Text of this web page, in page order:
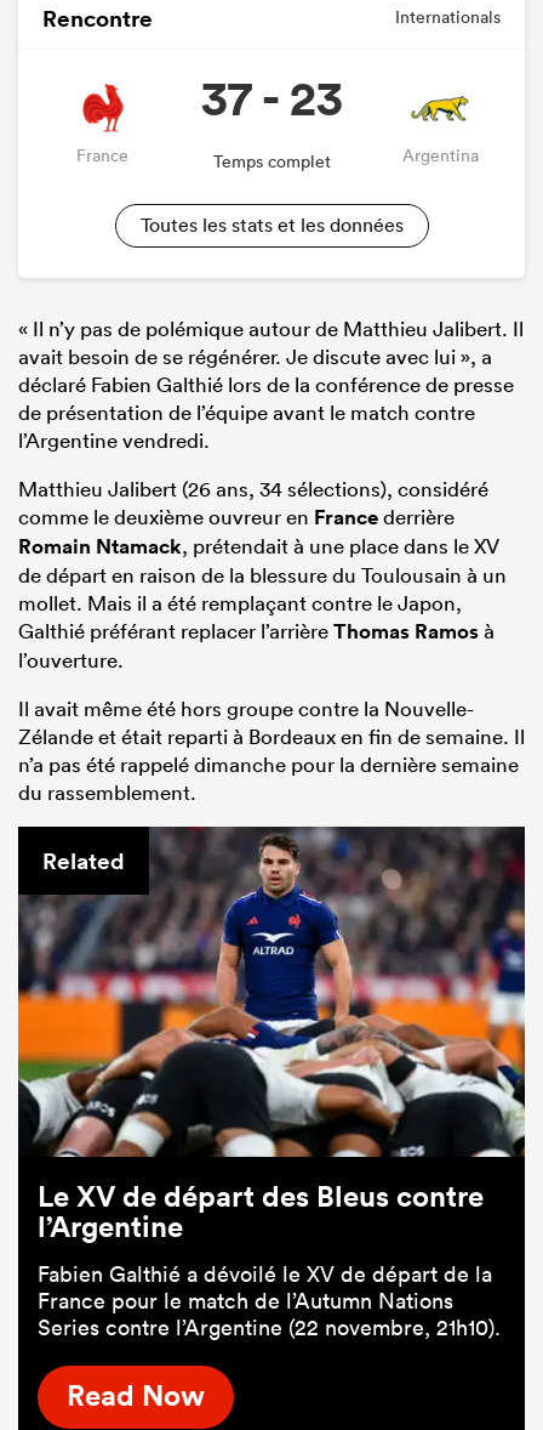
Rencontre Internationals
France
37 - 23
Temps complet Argentina
Toutes les stats et les données
« Il n’y pas de polémique autour de Matthieu Jalibert. Il
avait besoin de se régénérer. Je discute avec lui », a
déclaré Fabien Galthié lors de la conférence de presse
de présentation de l’équipe avant le match contre
l’Argentine vendredi.
Matthieu Jalibert (26 ans, 34 sélections), considéré
comme le deuxième ouvreur en Francederrière
Romain Ntamack, prétendait à une place dans le XV
de départ en raison de la blessure du Toulousain à un
mollet. Mais il a été remplaçant contre le Japon,
Galthié préférant replacer l’arrièreThomas Ramosà
l’ouverture.
Il avait même été hors groupe contre la Nouvelle-
Zélande et était reparti à Bordeaux en fin de semaine. Il
n’a pas été rappelé dimanche pour la dernière semaine
du rassemblement.
Related
Le XV de départ des Bleus contre
l’Argentine
Fabien Galthié a dévoilé le XV de départ de la
France pour le match de l’Autumn Nations
Series contre l’Argentine (22 novembre, 21h10).
Read Now